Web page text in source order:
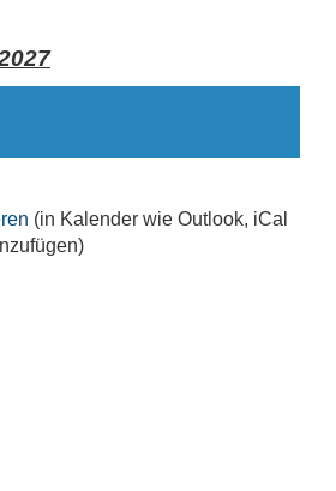
(in Kalender wie Outlook, iCal